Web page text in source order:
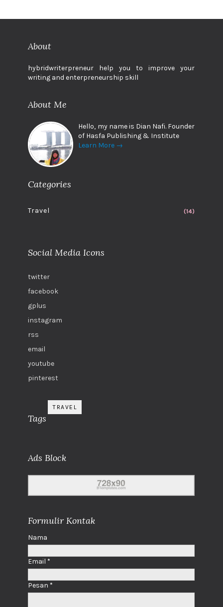
About
hybridwriterpreneur help you to improve your
writing and enterpreneurship skill
About Me
Hello, my name is Dian Nafi. Founder
of Hasfa Publishing & Institute
Learn More →
Categories
Travel (14)
Social Media Icons
twitter
facebook
gplus
instagram
rss
email
youtube
pinterest
Tags
TRAVEL
Ads Block
Formulir Kontak
Nama
Email *
Pesan *